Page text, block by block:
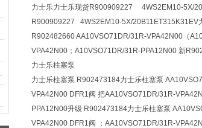
力士乐力士乐现货R900909227 4WS2EM10-5X/
R900909227 4WS2EM10-5X/
R902482660 AA10VSO71DR/31R-VPA42N00（
VPA42N00；A10VSO71DR/31R-PPA12N00 新
力士乐柱塞泵
力士乐柱塞泵 R902473184力士乐柱塞泵
VPA42N00 DFR1阀 把AA10VSO71DR/31R-
PPA12N00升级 R902473184力士乐柱塞泵
VPA42N00 DFR1阀 ；AA10VSO71DR/31R-